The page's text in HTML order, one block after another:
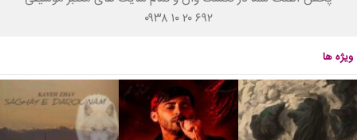
۰۹۳۸ ۱۰ ۲۰ ۶۹۲
ویژه ها